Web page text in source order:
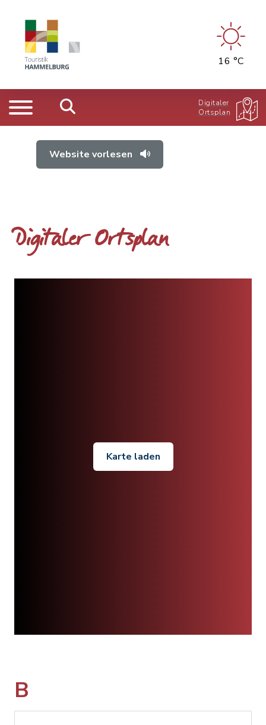
16 °C
Digitaler
Ortsplan
Website vorlesen
Digitaler Ortsplan
Karte laden
B